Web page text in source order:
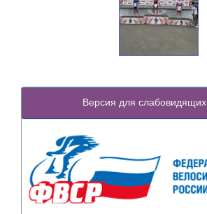
Версия для слабовидящих
Previous